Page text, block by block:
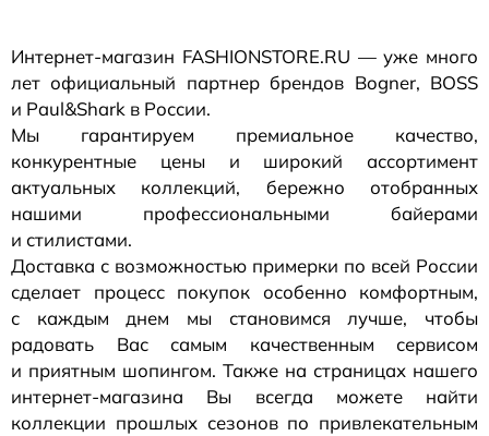
Интернет-магазин FASHIONSTORE.RU — уже много
лет официальный партнер брендов Bogner, BOSS
и Paul&Shark в России.
Мы гарантируем премиальное качество,
конкурентные цены и широкий ассортимент
актуальных коллекций, бережно отобранных
нашими профессиональными байерами
и стилистами.
Доставка с возможностью примерки по всей России
сделает процесс покупок особенно комфортным,
с каждым днем мы становимся лучше, чтобы
радовать Вас самым качественным сервисом
и приятным шопингом. Также на страницах нашего
интернет-магазина Вы всегда можете найти
коллекции прошлых сезонов по привлекательным